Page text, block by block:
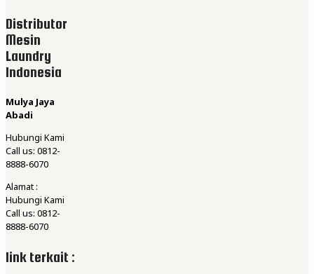
Distributor
Mesin
Laundry
Indonesia
Mulya Jaya
Abadi
Hubungi Kami
Call us: 0812-
8888-6070
Alamat :
Hubungi Kami
Call us: 0812-
8888-6070
link terkait :